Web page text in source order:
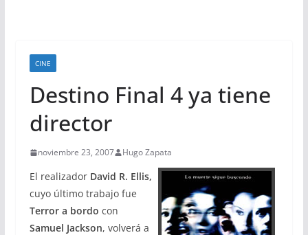
CINE
Destino Final 4 ya tiene
director
noviembre 23, 2007 Hugo Zapata
El realizadorDavid R. Ellis,
cuyo último trabajo fue
Terror a bordo con
Samuel Jackson, volverá a